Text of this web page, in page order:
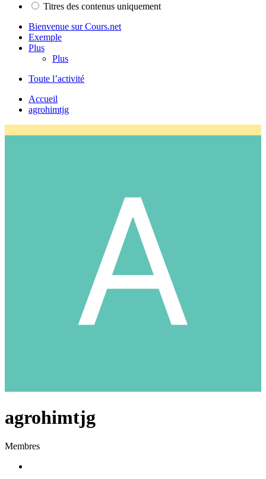
Titres des contenus uniquement
Bienvenue sur Cours.net
Exemple
Plus
Plus
Toute l’activité
Accueil
agrohimtjg
agrohimtjg
Membres